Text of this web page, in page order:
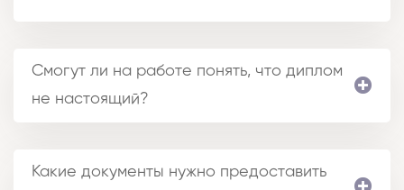
Смогут ли на работе понять, что диплом
не настоящий?
Какие документы нужно предоставить